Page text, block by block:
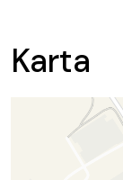
Karta